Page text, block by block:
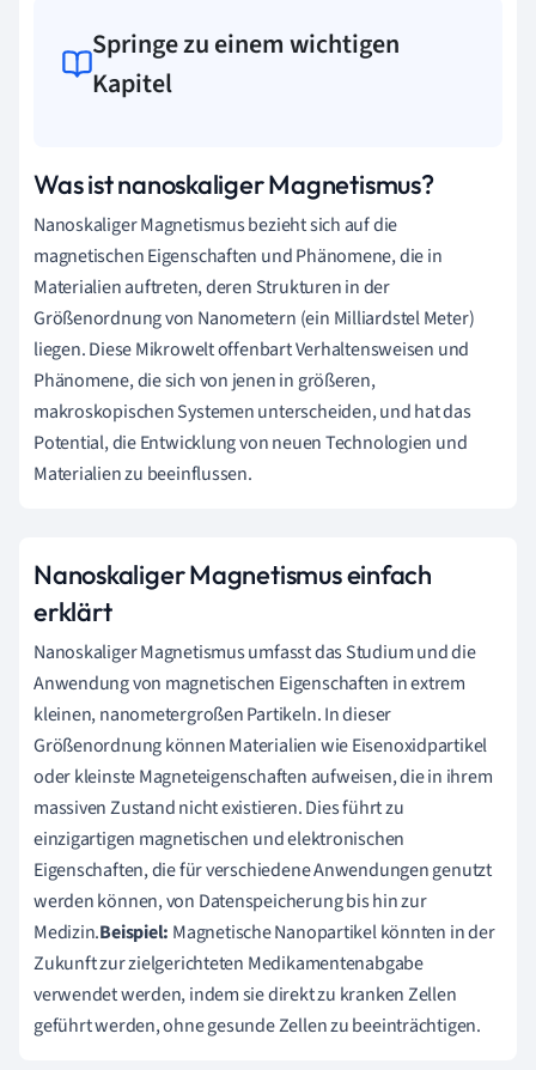
Springe zu einem wichtigen
Kapitel
Was ist nanoskaliger Magnetismus?
Nanoskaliger Magnetismus bezieht sich auf die
magnetischen Eigenschaften und Phänomene, die in
Materialien auftreten, deren Strukturen in der
Größenordnung von Nanometern (ein Milliardstel Meter)
liegen. Diese Mikrowelt offenbart Verhaltensweisen und
Phänomene, die sich von jenen in größeren,
makroskopischen Systemen unterscheiden, und hat das
Potential, die Entwicklung von neuen Technologien und
Materialien zu beeinflussen.
Nanoskaliger Magnetismus einfach
erklärt
Nanoskaliger Magnetismus umfasst das Studium und die
Anwendung von magnetischen Eigenschaften in extrem
kleinen, nanometergroßen Partikeln. In dieser
Größenordnung können Materialien wie Eisenoxidpartikel
oder kleinste Magneteigenschaften aufweisen, die in ihrem
massiven Zustand nicht existieren. Dies führt zu
einzigartigen magnetischen und elektronischen
Eigenschaften, die für verschiedene Anwendungen genutzt
werden können, von Datenspeicherung bis hin zur
Medizin.Beispiel: Magnetische Nanopartikel könnten in der
Zukunft zur zielgerichteten Medikamentenabgabe
verwendet werden, indem sie direkt zu kranken Zellen
geführt werden, ohne gesunde Zellen zu beeinträchtigen.